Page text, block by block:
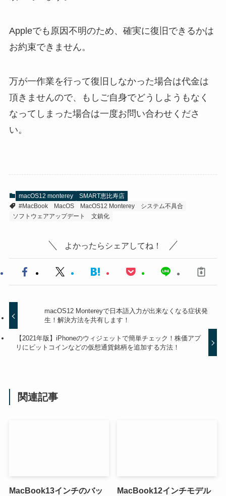
Appleでも原因不明のため、確実に復旧できるかは
お約束できません。
万が一作業を行って復旧しなかった場合は代金は
頂きませんので、もしご自身でどうしようもなく
なってしまった場合は一度お問い合わせくださ
い。
macOS12 monterey
SMART恵比寿店
#MacBook
MacOS MacOS12 Monterey
システム不具合
ソフトウェアアップデート
文鎮化
よかったらシェアしてね！
macOS12 Montereyで日本語入力が出来なくなる症状発
生！解決方法を共有します！
【2021年版】iPhoneのウィジェットで簡単チェック！株価アプ
リにビットコインなどの仮想通貨銘柄を追加する方法！
関連記事
MacBook13インチのバッ
MacBook12インチモデル